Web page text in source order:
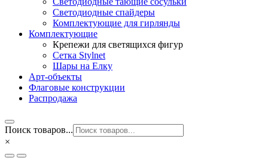
Светодиодные спайдеры
Комплектующие для гирлянды
Комплектующие
Крепежи для светящихся фигур
Сетка Stylnet
Шары на Елку
Арт-объекты
Флаговые конструкции
Распродажа
Поиск товаров...
×